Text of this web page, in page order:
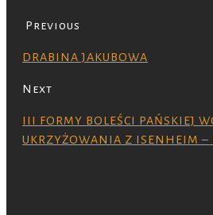
Previous
DRABINA JAKUBOWA
Next
III FORMY BOLEŚCI PAŃSKIEJ
UKRZYŻOWANIA Z ISENHEIM –